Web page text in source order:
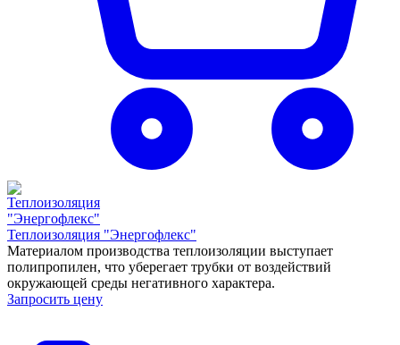
Теплоизоляция "Энергофлекс"
Материалом производства теплоизоляции выступает
полипропилен, что уберегает трубки от воздействий
окружающей среды негативного характера.
Запросить цену